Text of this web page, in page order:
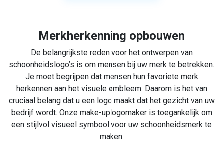
Merkherkenning opbouwen
De belangrijkste reden voor het ontwerpen van
schoonheidslogo’s is om mensen bij uw merk te betrekken.
Je moet begrijpen dat mensen hun favoriete merk
herkennen aan het visuele embleem. Daarom is het van
cruciaal belang dat u een logo maakt dat het gezicht van uw
bedrijf wordt. Onze make-uplogomaker is toegankelijk om
een stijlvol visueel symbool voor uw schoonheidsmerk te
maken.